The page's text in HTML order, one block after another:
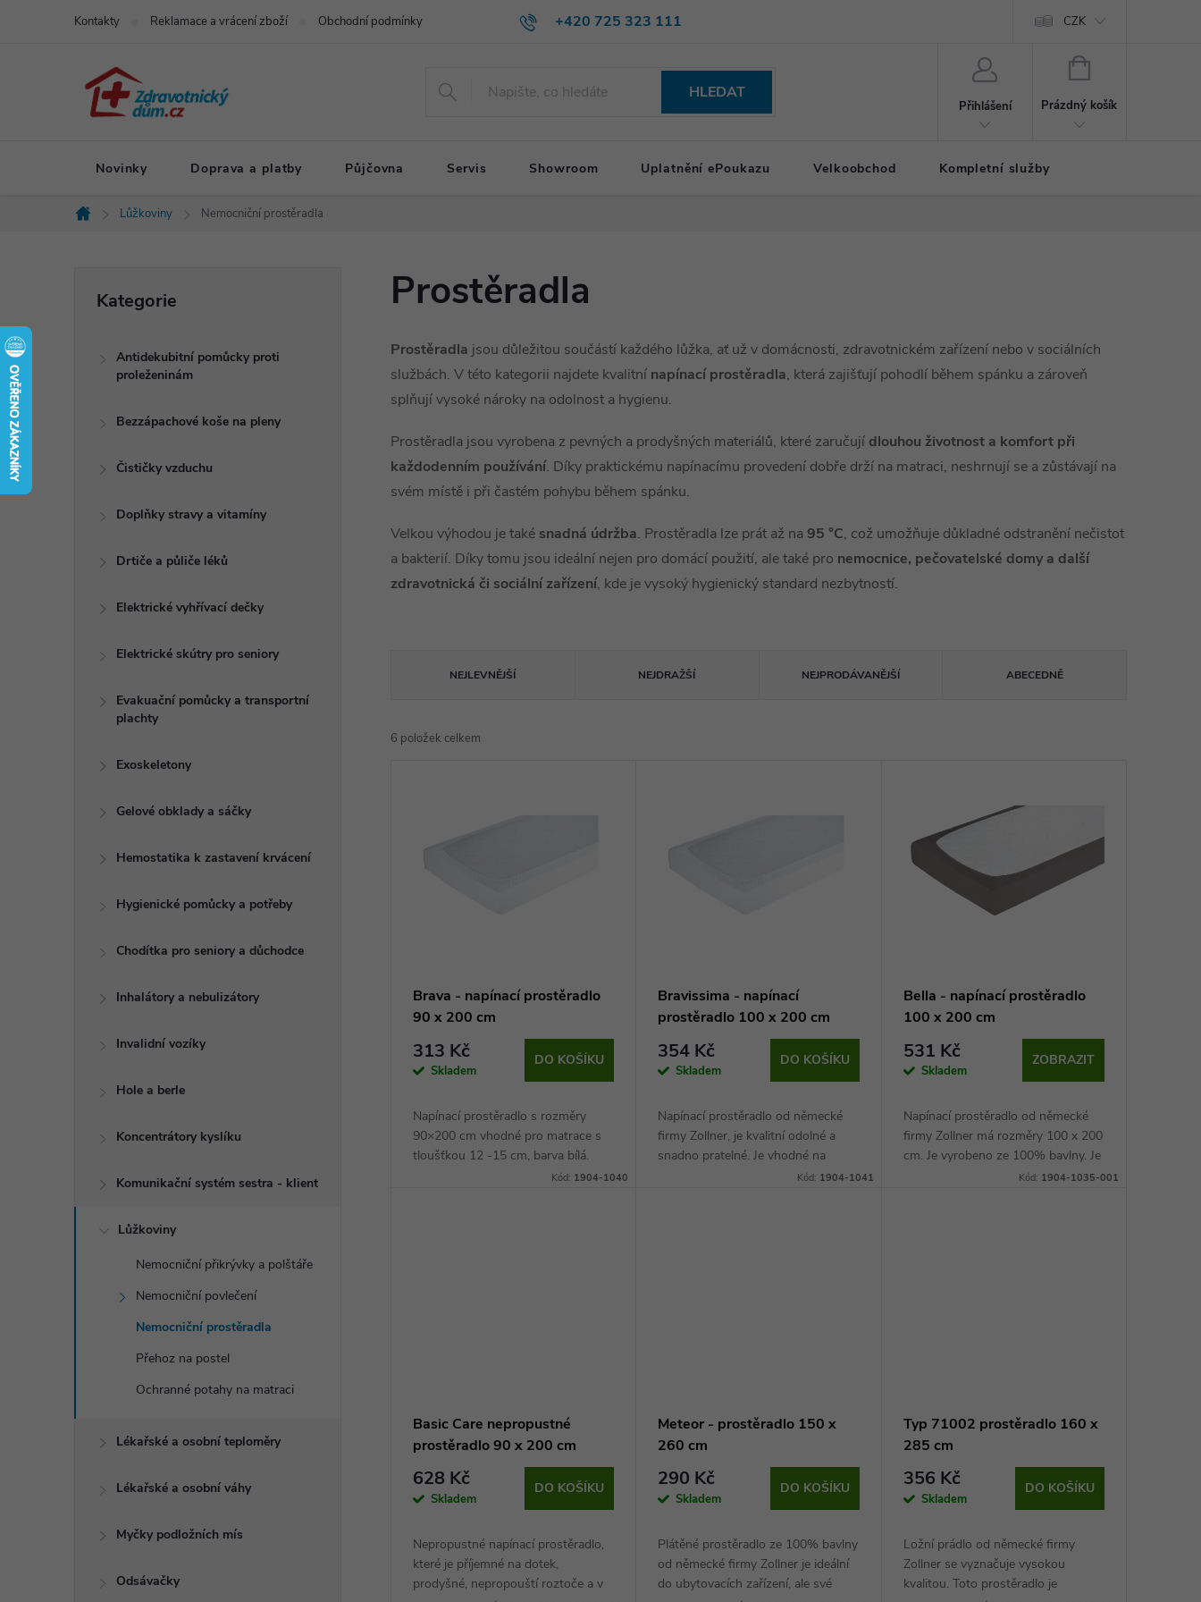
+420 725 323 111
Kontakty Reklamace a vrácení zboží Obchodní podmínky CZK
HLEDAT
Přihlášení
NÁKUPNÍ
Prázdný košík
Novinky Doprava a platby Půjčovna Servis Showroom Uplatnění ePoukazu Velkoobchod Kompletní služby
Domů
Lůžkoviny Nemocniční prostěradla
kategorie
Kategorie
Antidekubitní pomůcky proti
proleženinám
Bezzápachové koše na pleny
Čističky vzduchu
Doplňky stravy a vitamíny
Drtiče a půliče léků
Elektrické vyhřívací dečky
Elektrické skútry pro seniory
Evakuační pomůcky a transportní
plachty
Exoskeletony
Gelové obklady a sáčky
Hemostatika k zastavení krvácení
Hygienické pomůcky a potřeby
Chodítka pro seniory a důchodce
Inhalátory a nebulizátory
Invalidní vozíky
Hole a berle
Koncentrátory kyslíku
Komunikační systém sestra - klient
Lůžkoviny
Nemocniční přikrývky a polštáře
Nemocniční povlečení
Nemocniční prostěradla
Přehoz na postel
Ochranné potahy na matraci
Lékařské a osobní teploměry
Lékařské a osobní váhy
Myčky podložních mís
Odsávačky
Prostěradla
Prostěradla jsou důležitou součástí každého lůžka, ať už v domácnosti, zdravotnickém zařízení nebo v sociálních
službách. V této kategorii najdete kvalitní napínací prostěradla, která zajišťují pohodlí během spánku a zároveň
splňují vysoké nároky na odolnost a hygienu.
Prostěradla jsou vyrobena z pevných a prodyšných materiálů, které zaručují dlouhou životnost a komfort při
každodenním používání. Díky praktickému napínacímu provedení dobře drží na matraci, neshrnují se a zůstávají na
svém místě i při častém pohybu během spánku.
Velkou výhodou je také snadná údržba. Prostěradla lze prát až na 95 °C, což umožňuje důkladné odstranění nečistot
a bakterií. Díky tomu jsou ideální nejen pro domácí použití, ale také pro nemocnice, pečovatelské domy a další
zdravotnická či sociální zařízení, kde je vysoký hygienický standard nezbytností.
z
NEJLEVNĚJŠÍ NEJDRAŽŠÍ NEJPRODÁVANĚJŠÍ ABECEDNĚ
6 položek celkem
Brava - napínací prostěradlo
90 x 200 cm
313 Kč
Skladem
DO KOŠÍKU
Napínací prostěradlo s rozměry
90×200 cm vhodné pro matrace s
tloušťkou 12 -15 cm, barva bílá.
Kód: 1904-1040
Bravissima - napínací
prostěradlo 100 x 200 cm
354 Kč
Skladem
DO KOŠÍKU
Napínací prostěradlo od německé
firmy Zollner, je kvalitní odolné a
snadno pratelné. Je vhodné na
matrace o rozměru 100x200 cm.
Kód: 1904-1041
Bella - napínací prostěradlo
100 x 200 cm
531 Kč
Skladem
ZOBRAZIT
Napínací prostěradlo od německé
firmy Zollner má rozměry 100 x 200
cm. Je vyrobeno ze 100% bavlny. Je
kvalitní, odolné a pohodlné.
Kód: 1904-1035-001
Basic Care nepropustné
prostěradlo 90 x 200 cm
628 Kč
Skladem
DO KOŠÍKU
Nepropustné napínací prostěradlo,
které je příjemné na dotek,
prodyšné, nepropouští roztoče a v
Meteor - prostěradlo 150 x
260 cm
290 Kč
Skladem
DO KOŠÍKU
Plátěné prostěradlo ze 100% bavlny
od německé firmy Zollner je ideální
do ubytovacích zařízení, ale své
Typ 71002 prostěradlo 160 x
285 cm
356 Kč
Skladem
DO KOŠÍKU
Ložní prádlo od německé firmy
Zollner se vyznačuje vysokou
kvalitou. Toto prostěradlo je